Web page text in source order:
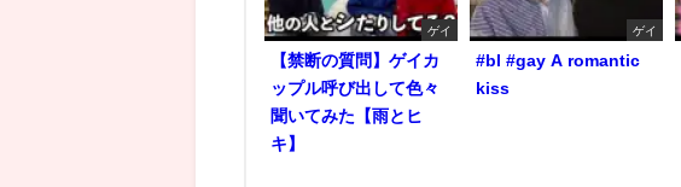
ゲイ
【禁断の質問】ゲイカ
ップル呼び出して色々
聞いてみた【雨とヒ
キ】
ゲイ
#bl #gay A romantic
kiss